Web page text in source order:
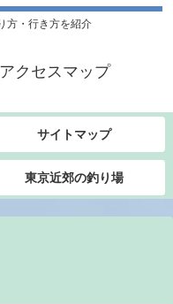
方・行き方を紹介
クセスマップ
サイトマップ
東京近郊の釣り場